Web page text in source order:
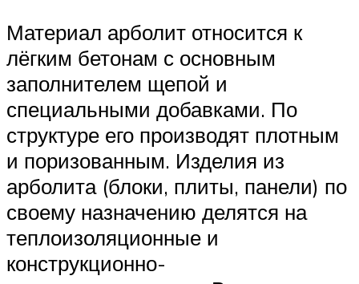
Материал арболит относится к
лёгким бетонам с основным
заполнителем щепой и
специальными добавками. По
структуре его производят плотным
и поризованным. Изделия из
арболита (блоки, плиты, панели) по
своему назначению делятся на
теплоизоляционные и
конструкционно-